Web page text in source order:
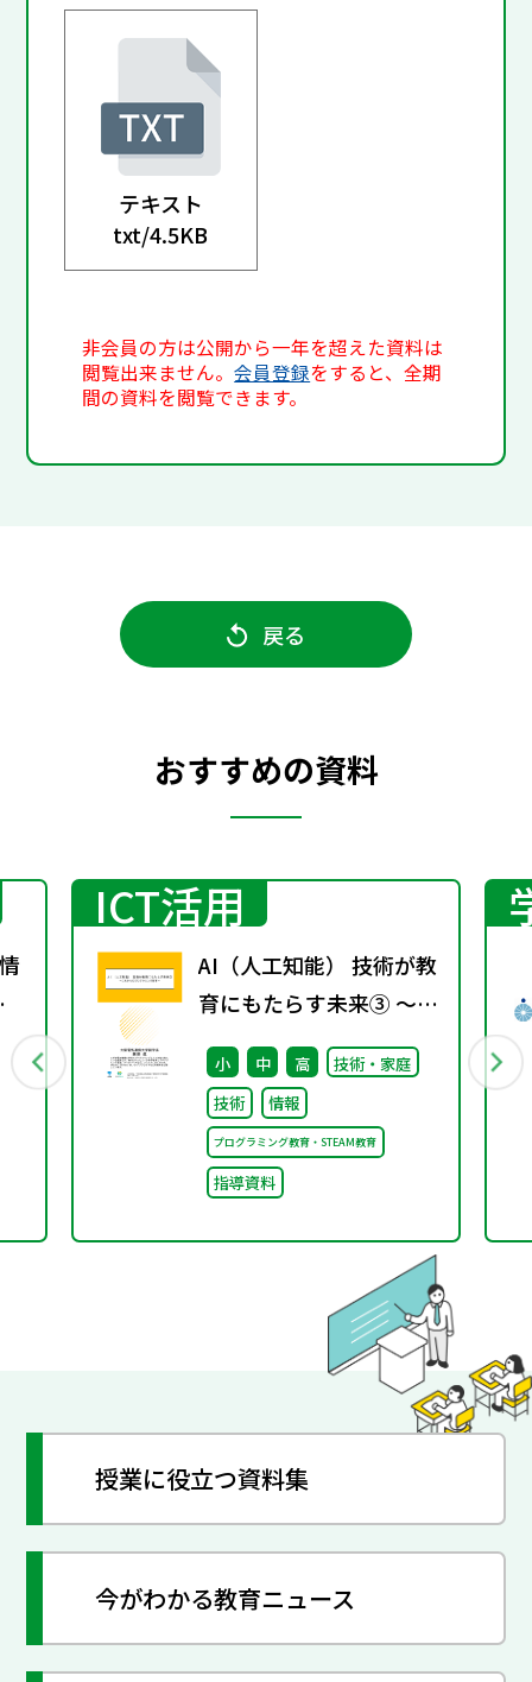
テキスト
txt/4.5KB
非会員の方は公開から一年を超えた資料は
閲覧出来ません。会員登録をすると、全期
間の資料を閲覧できます。
戻る
おすすめの資料
ICT活用
AI（人工知能） 技術が教
育にもたらす未来③ ～こ
れからのプログラミング
教育～
小 中 高
技術・家庭
技術
情報
プログラミング教育・STEAM教育
指導資料
授業に役立つ資料集
今がわかる教育ニュース